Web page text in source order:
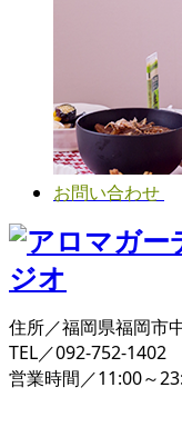
お問い合わせ
住所／福岡県福岡市
TEL／092-752-1402
営業時間／11:00～